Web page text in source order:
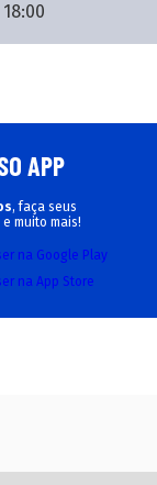
APP
, faça seus
e muito mais!